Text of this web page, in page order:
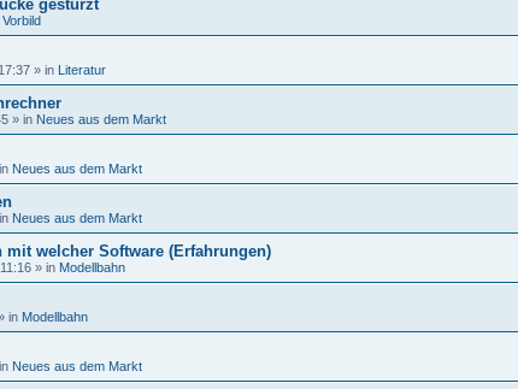
gestürzt
Vorbild
» in Literatur
» in Neues aus dem Markt
Neues aus dem Markt
Neues aus dem Markt
welcher Software (Erfahrungen)
» in Modellbahn
in Modellbahn
Neues aus dem Markt